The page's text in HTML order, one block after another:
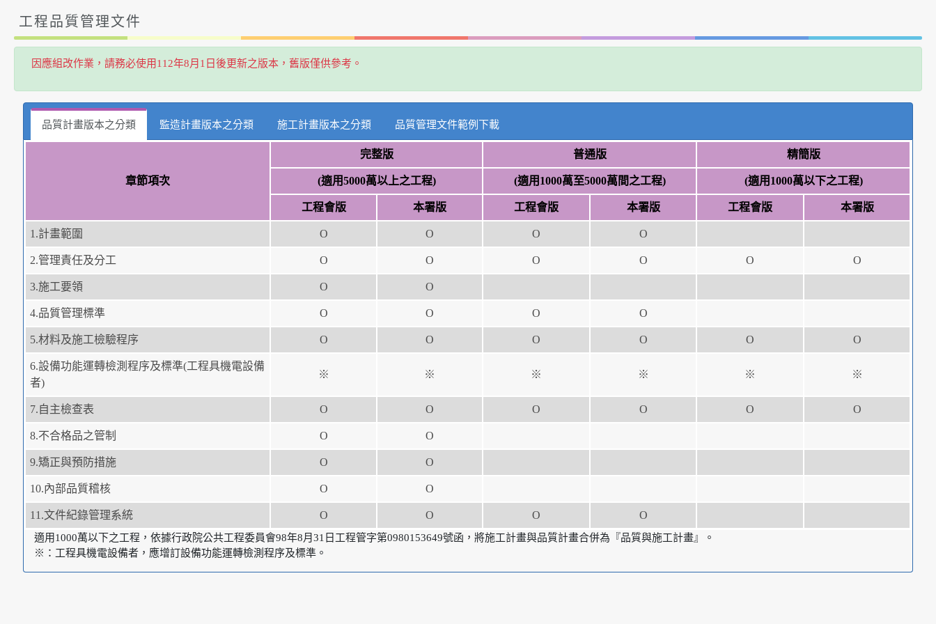
工程品質管理文件
因應組改作業，請務必使用112年8月1日後更新之版本，舊版僅供參考。
品質計畫版本之分類 監造計畫版本之分類 施工計畫版本之分類 品質管理文件範例下載
章節項次
完整版 普通版 精簡版
(適用5000萬以上之工程) (適用1000萬至5000萬間之工程) (適用1000萬以下之工程)
工程會版 本署版 工程會版 本署版 工程會版 本署版
1.計畫範圍 Ο Ο Ο Ο
2.管理責任及分工 Ο Ο Ο Ο Ο Ο
3.施工要領 Ο Ο
4.品質管理標準 Ο Ο Ο Ο
5.材料及施工檢驗程序 Ο Ο Ο Ο Ο Ο
6.設備功能運轉檢測程序及標準(工程具機電設備
者)
※ ※ ※ ※ ※ ※
7.自主檢查表 Ο Ο Ο Ο Ο Ο
8.不合格品之管制 Ο Ο
9.矯正與預防措施 Ο Ο
10.內部品質稽核 Ο Ο
11.文件紀錄管理系統 Ο Ο Ο Ο
適用1000萬以下之工程，依據行政院公共工程委員會98年8月31日工程管字第0980153649號函，將施工計畫與品質計畫合併為『品質與施工計畫』。
※：工程具機電設備者，應增訂設備功能運轉檢測程序及標準。